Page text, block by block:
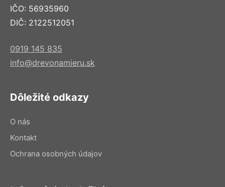
IČO: 56935960
DIČ: 2122512051
0919 145 835
info@drevonamieru.sk
Dôležité odkazy
O nás
Kontakt
Ochrana osobných údajov